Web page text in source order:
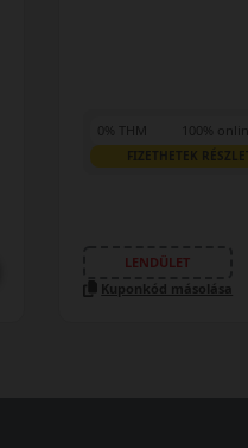
0% THM 100%
FIZETHETEK
LENDÜLET
Kuponkód másolása